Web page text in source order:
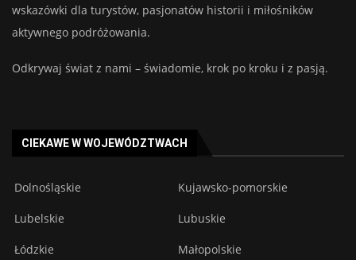
wskazówki dla turystów, pasjonatów historii i miłośników
aktywnego podróżowania.
Odkrywaj świat z nami – świadomie, krok po kroku i z pasją.
CIEKAWE W WOJEWÓDZTWACH
Dolnośląskie Kujawsko-pomorskie
Lubelskie Lubuskie
Łódzkie Małopolskie